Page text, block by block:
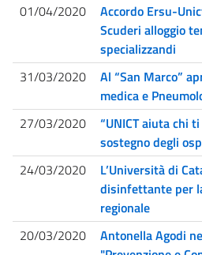
01/04/2020
Accordo Ersu-
Scuderi alloggio
specializzandi
31/03/2020
Al “San Marco”
medica e
27/03/2020
“UNICT aiuta chi
sostegno degli
24/03/2020
L’Università di
disinfettante per
regionale
20/03/2020
Antonella Agodi